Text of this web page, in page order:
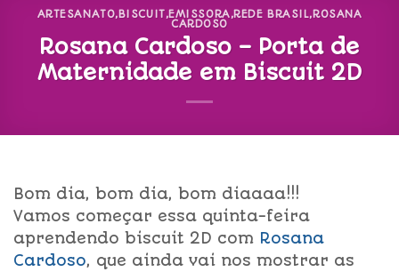
ARTESANATO, BISCUIT,EMISSORA,REDE BRASIL,ROSANA
CARDOSO
Rosana Cardoso – Porta de
Maternidade em Biscuit 2D
Bom dia, bom dia, bom diaaaa!!!
Vamos começar essa quinta-feira
aprendendo biscuit 2D com Rosana
Cardoso, que ainda vai nos mostrar as